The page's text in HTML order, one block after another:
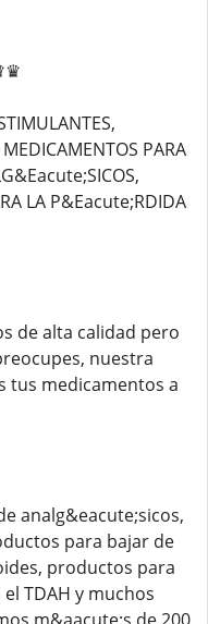
PARA
LA P&Eacute;RDIDA
de alta calidad pero
nuestra
tus medicamentos a
analg&eacute;sicos,
para bajar de
productos para
TDAH y muchos